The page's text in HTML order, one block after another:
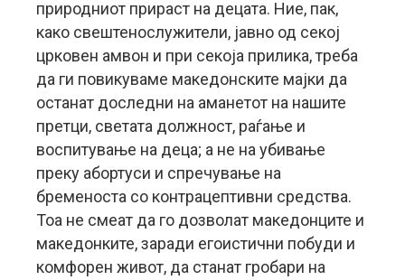
природниот прираст на децата. Ние, пак,
како свештенослужители, јавно од секој
црковен амвон и при секоја прилика, треба
да ги повикуваме македонските мајки да
останат доследни на аманетот на нашите
претци, светата должност, раѓање и
воспитување на деца; а не на убивање
преку абортуси и спречување на
бременоста со контрацептивни средства.
Тоа не смеат да го дозволат македонците и
македонките, заради егоистични побуди и
комфорен живот, да станат гробари на